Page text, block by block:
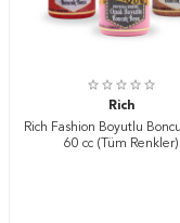
Rich
Rich Fashion Boyutlu
60 cc (Tüm Renkler)